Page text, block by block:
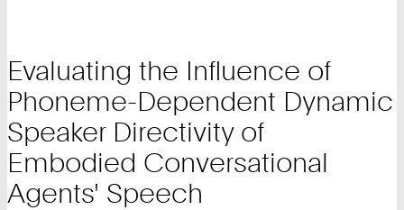
Evaluating the Influence of
Phoneme-Dependent Dynamic
Speaker Directivity of
Embodied Conversational
Agents' Speech